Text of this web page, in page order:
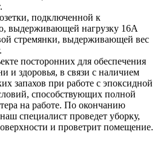
подключенной к
выдерживающей нагрузку 16А
стремянки, выдерживающей вес
посторонних для обеспечения
и здоровья, в связи с наличием
запахов при работе с эпоксидной
способствующих полной
на работе. По окончанию
специалист проведет уборку,
и проветрит помещение.